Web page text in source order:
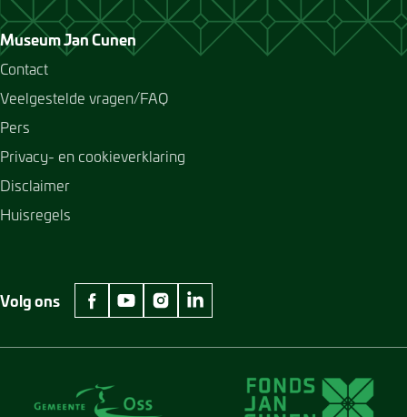
Museum Jan Cunen
Contact
Veelgestelde vragen/FAQ
Pers
Privacy- en cookieverklaring
Disclaimer
Huisregels
Volg ons
facebook Museum Jan Cunen
youtube Museum Jan Cunen
instagram Museum Jan Cunen
linkedin Museum Jan Cunen